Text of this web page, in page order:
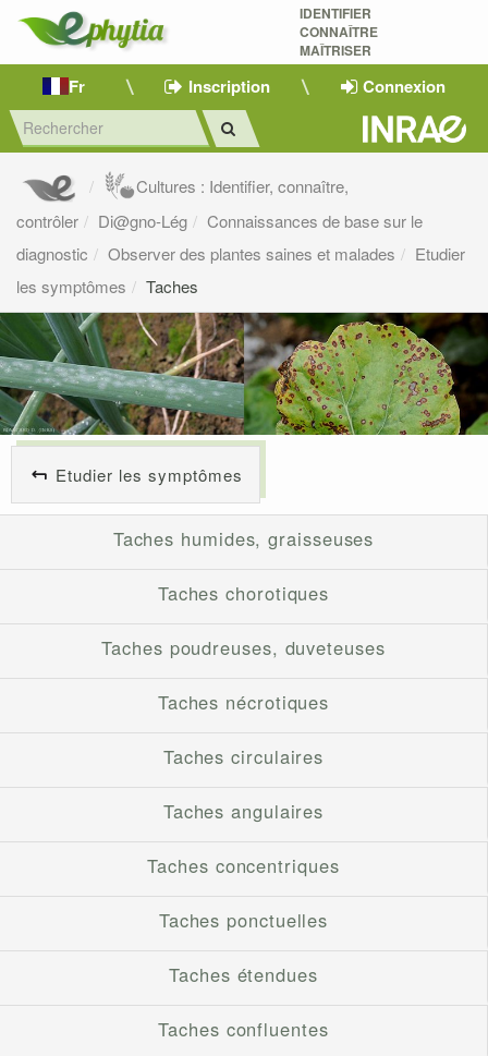
IDENTIFIER
CONNAÎTRE
MAÎTRISER
Fr Inscription Connexion
Cultures : Identifier, connaître,
contrôler
Di@gno-Lég
Connaissances de base sur le
diagnostic
Observer des plantes saines et malades
Etudier
les symptômes
Taches
Etudier les symptômes
Taches humides, graisseuses
Taches chorotiques
Taches poudreuses, duveteuses
Taches nécrotiques
Taches circulaires
Taches angulaires
Taches concentriques
Taches ponctuelles
Taches étendues
Taches confluentes